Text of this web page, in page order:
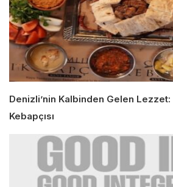
Denizli’nin Kalbinden Gelen Lezzet:
Kebapçısı